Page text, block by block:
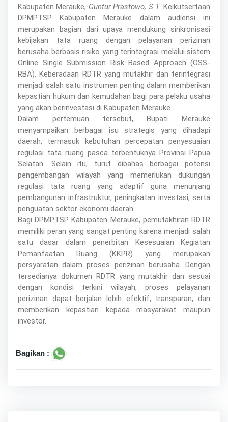
Kabupaten Merauke, Guntur Prastowo, S.T. Keikutsertaan
DPMPTSP Kabupaten Merauke dalam audiensi ini
merupakan bagian dari upaya mendukung sinkronisasi
kebijakan tata ruang dengan pelayanan perizinan
berusaha berbasis risiko yang terintegrasi melalui sistem
Online Single Submission Risk Based Approach (OSS-
RBA). Keberadaan RDTR yang mutakhir dan terintegrasi
menjadi salah satu instrumen penting dalam memberikan
kepastian hukum dan kemudahan bagi para pelaku usaha
yang akan berinvestasi di Kabupaten Merauke.
Dalam pertemuan tersebut, Bupati Merauke
menyampaikan berbagai isu strategis yang dihadapi
daerah, termasuk kebutuhan percepatan penyesuaian
regulasi tata ruang pasca terbentuknya Provinsi Papua
Selatan. Selain itu, turut dibahas berbagai potensi
pengembangan wilayah yang memerlukan dukungan
regulasi tata ruang yang adaptif guna menunjang
pembangunan infrastruktur, peningkatan investasi, serta
penguatan sektor ekonomi daerah.
Bagi DPMPTSP Kabupaten Merauke, pemutakhiran RDTR
memiliki peran yang sangat penting karena menjadi salah
satu dasar dalam penerbitan Kesesuaian Kegiatan
Pemanfaatan Ruang (KKPR) yang merupakan
persyaratan dalam proses perizinan berusaha. Dengan
tersedianya dokumen RDTR yang mutakhir dan sesuai
dengan kondisi terkini wilayah, proses pelayanan
perizinan dapat berjalan lebih efektif, transparan, dan
memberikan kepastian kepada masyarakat maupun
investor.
Bagikan :